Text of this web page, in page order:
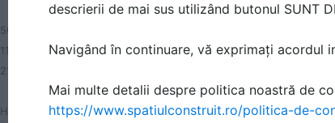
500 mm
11100 mm
2170 mm
Height:
descrierii de mai sus utilizând butonul SUNT
Navigând în continuare, vă exprimați acordul
Mai multe detalii despre politica noastră de
https://www.spatiulconstruit.ro/politica-de-